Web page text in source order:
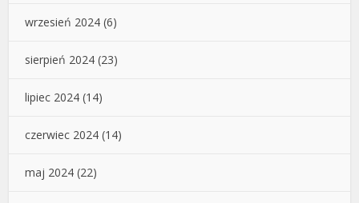
wrzesień 2024 (6)
sierpień 2024 (23)
lipiec 2024 (14)
czerwiec 2024 (14)
maj 2024 (22)